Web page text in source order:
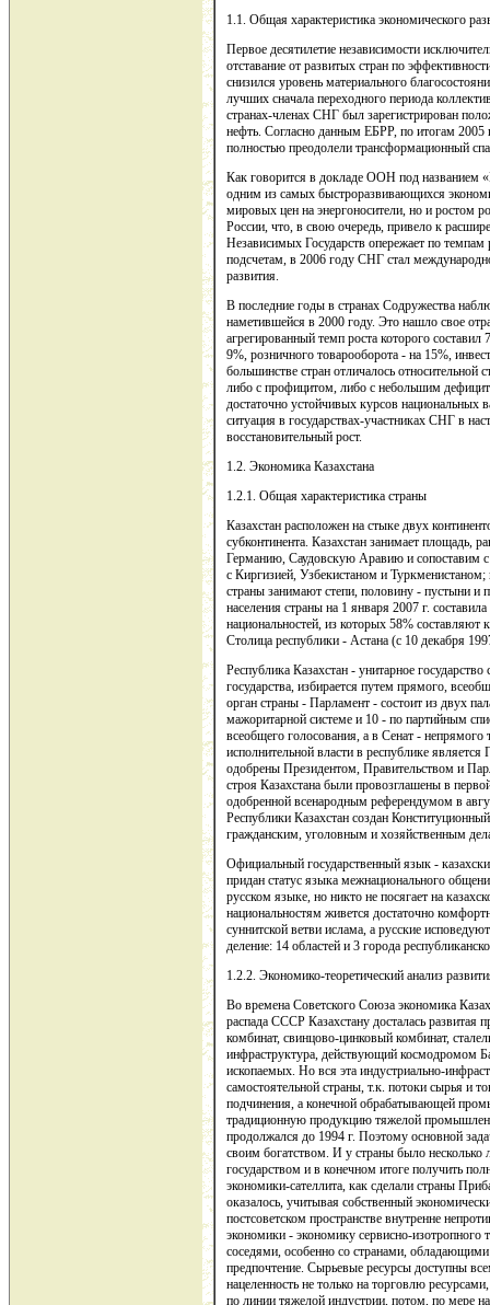
1.1. Общая характеристика экономического
Первое десятилетие независимости
отставание от развитых стран по
снизился уровень материального
лучших сначала переходного периода
странах-членах СНГ был зарегистрирован
нефть. Согласно данным ЕБРР, по итогам 2005
полностью преодолели трансформационный
Как говорится в докладе ООН под названием
одним из самых быстроразвивающихся
мировых цен на энергоносители, но и ростом
России, что, в свою очередь, привело к
Независимых Государств опережает по
подсчетам, в 2006 году СНГ стал
развития.
В последние годы в странах Содружества
наметившейся в 2000 году. Это нашло свое
агрегированный темп роста которого
9%, розничного товарооборота - на 15%,
большинстве стран отличалось
либо с профицитом, либо с небольшим
достаточно устойчивых курсов
ситуация в государствах-участниках СНГ в
восстановительный рост.
1.2. Экономика Казахстана
1.2.1. Общая характеристика страны
Казахстан расположен на стыке двух
субконтинента. Казахстан занимает
Германию, Саудовскую Аравию и сопоставим с
с Киргизией, Узбекистаном и
страны занимают степи, половину - пустыни и
населения страны на 1 января 2007 г.
национальностей, из которых 58%
Столица республики - Астана (с 10 декабря
Республика Казахстан - унитарное
государства, избирается путем прямого,
орган страны - Парламент - состоит из двух
мажоритарной системе и 10 - по партийным
всеобщего голосования, а в Сенат -
исполнительной власти в республике
одобрены Президентом, Правительством и
строя Казахстана были провозглашены в
одобренной всенародным референдумом в
Республики Казахстан создан
гражданским, уголовным и хозяйственным
Официальный государственный язык -
придан статус языка межнационального
русском языке, но никто не посягает на
национальностям живется достаточно
суннитской ветви ислама, а русские
деление: 14 областей и 3 города
1.2.2. Экономико-теоретический анализ
Во времена Советского Союза экономика
распада СССР Казахстану досталась
комбинат, свинцово-цинковый комбинат,
инфраструктура, действующий космодромом
ископаемых. Но вся эта индустриально-
самостоятельной страны, т.к. потоки сырья
подчинения, а конечной обрабатывающей
традиционную продукцию тяжелой
продолжался до 1994 г. Поэтому основной
своим богатством. И у страны было несколько
государством и в конечном итоге получить
экономики-сателлита, как сделали страны
оказалось, учитывая собственный
постсоветском пространстве внутренне
экономики - экономику сервисно-изотропного
соседями, особенно со странами,
предпочтение. Сырьевые ресурсы доступны
нацеленность не только на торговлю
по линии тяжелой индустрии, потом, по мере